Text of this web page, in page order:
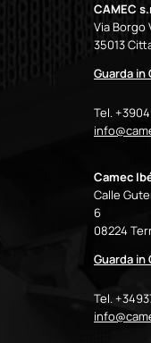
CAMEC
Via Borgo
35013
Guarda in
Tel.
Camec
Calle
6
08224
Guarda in
Tel.